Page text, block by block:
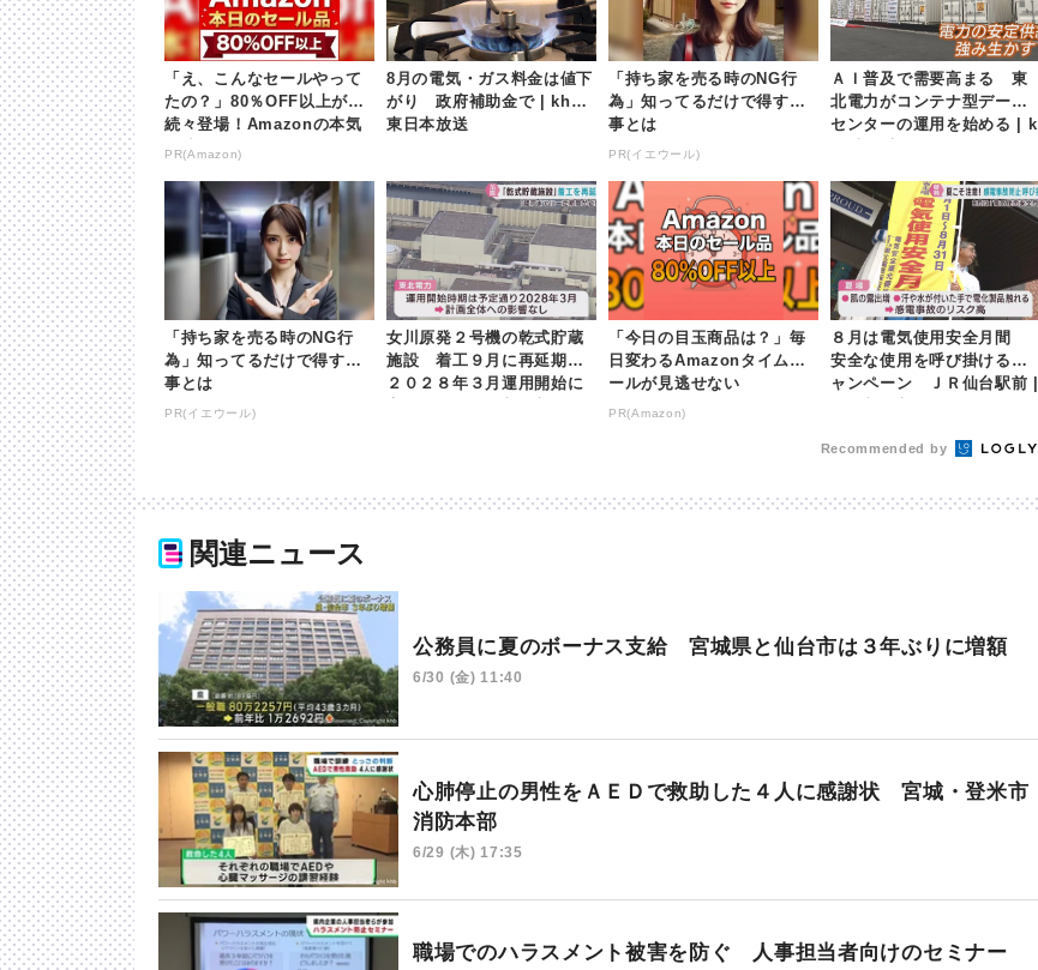
「え、こんなセールやって
たの？」80％OFF以上が
続々登場！Amazonの本気
が凄すぎる
PR(Amazon)
8月の電気・ガス料金は値下
がり 政府補助金で | khb
東日本放送
「持ち家を売る時のNG行
為」知ってるだけで得する
事とは
PR(イエウール)
ＡＩ普及で需要高まる 東
北電力がコンテナ型データ
センターの運用を始める | k
「持ち家を売る時のNG行
為」知ってるだけで得する
事とは
PR(イエウール)
女川原発２号機の乾式貯蔵
施設 着工９月に再延期
２０２８年３月運用開始に
「今日の目玉商品は？」毎
日変わるAmazonタイムセ
ールが見逃せない
PR(Amazon)
８月は電気使用安全月間
安全な使用を呼び掛けるキ
ャンペーン ＪＲ仙台駅前 |
Recommended by
関連ニュース
公務員に夏のボーナス支給 宮城県と仙台市は３年ぶりに増額
6/30 (金) 11:40
心肺停止の男性をＡＥＤで救助した４人に感謝状 宮城・登米市
消防本部
6/29 (木) 17:35
職場でのハラスメント被害を防ぐ 人事担当者向けのセミナー